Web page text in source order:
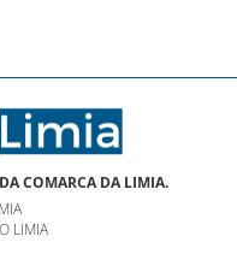
COMARCA DA LIMIA.
LIMIA